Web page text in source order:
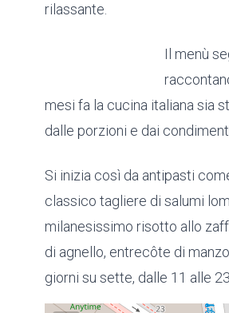
rilassante.
Il menù
mesi fa la cucina italiana sia
dalle porzioni e dai
Si inizia così da antipasti
classico tagliere di salumi
milanesissimo risotto allo
di agnello, entrecôte di
giorni su sette, dalle 11 alle 23.